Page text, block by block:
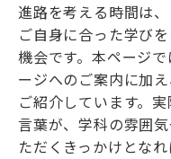
進路を考える時間は
ご自身に合った学び
機会です。本ページ
ージへのご案内に加
ご紹介しています。
言葉が、学科の雰囲
ただくきっかけとなれ